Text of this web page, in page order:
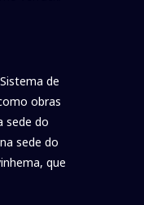
de
obras
sede do
sede do
que